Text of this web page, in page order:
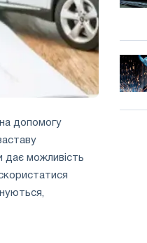
допомогу
дає можливість
року
на
Tk
в